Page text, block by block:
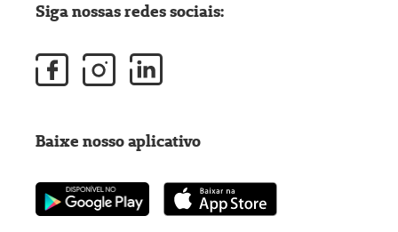
Siga nossas redes sociais:
Baixe nosso aplicativo